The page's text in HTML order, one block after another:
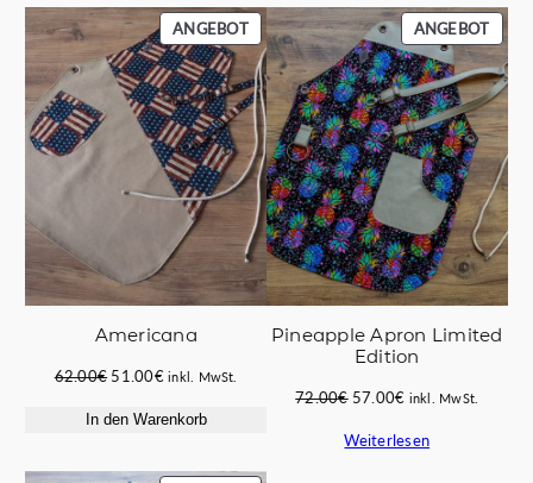
ANGEBOTPRODUKT
IM
ANGEBOT
Americana
62.00€ Ursprünglicher
war:
51.00€Aktueller
ist:
inkl. MwSt.
In den Warenkorb
ANGEBOT
IM
Pineapple Apron Limited
Edition
72.00€ Ursprünglicher
war:
57.00€ Aktueller
ist:
inkl. MwSt.
Weiterlesen